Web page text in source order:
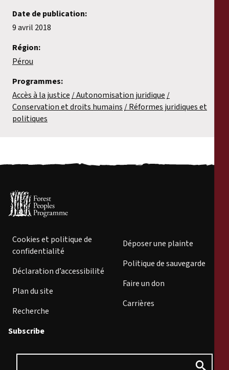
Date de publication:
9 avril 2018
Région:
Pérou
Programmes:
Accès à la justice Autonomisation juridique
Conservation et droits humains
Réformes juridiques et
politiques
Cookies et politique de
confidentialité
Déclaration d’accessibilité
Plan du site
Recherche
Déposer une plainte
Politique de sauvegarde
Faire un don
Carrières
Subscribe